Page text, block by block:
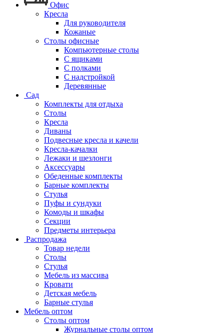
Офис
Кресла
Для руководителя
Кожаные
Столы офисные
Компьютерные столы
С ящиками
С полками
С надстройкой
Деревянные
Сад
Комплекты для отдыха
Столы
Кресла
Диваны
Подвесные кресла и качели
Кресла-качалки
Лежаки и шезлонги
Аксессуары
Обеденные комплекты
Барные комплекты
Стулья
Пуфы и сундуки
Комоды и шкафы
Секции
Предметы интерьера
Распродажа
Товар недели
Столы
Стулья
Мебель из массива
Кровати
Детская мебель
Барные стулья
Мебель оптом
Столы оптом
Журнальные столы оптом